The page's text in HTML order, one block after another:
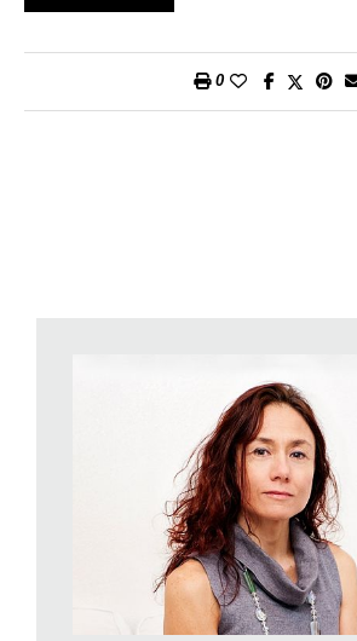
utilizzarlocum grano salis
continuamente connessi aisocial network
correvamo anche con la tv.
Non è comparabile. Di fronte al piccolo
passavano i bambini? Un’ora, due? Qui si
ore al giorno. La tv rimaneva nel salotto, il
nella tasca e lo porti ovunque, al parco, in
livello di dipendenza che causano queste
Nel suo libro parla di due facoltà
delle nuove tecnologie stiamo
si stanno assottigliando, ovvero la
0